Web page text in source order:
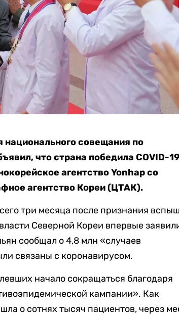
совещания по
что страна победила COVID-
агентство Yonhap со
агентство Кореи (ЦТАК).
три месяца после признания
Северной Кореи впервые
сообщал о 4,8 млн «случаев
связаны с коронавирусом.
начало сокращаться благодаря
кампании». Как
о сотнях тысяч пациентов, через